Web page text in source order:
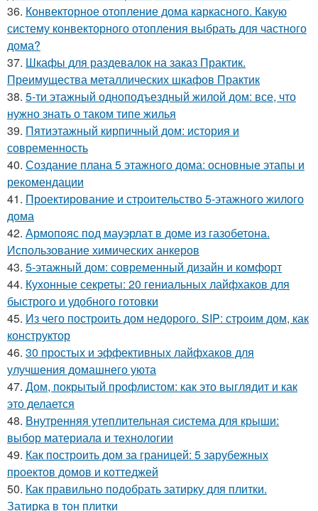
36. Конвекторное отопление дома каркасного. Какую
систему конвекторного отопления выбрать для частного
дома?
37. Шкафы для раздевалок на заказ Практик.
Преимущества металлических шкафов Практик
38. 5-ти этажный одноподъездный жилой дом: все, что
нужно знать о таком типе жилья
39. Пятиэтажный кирпичный дом: история и
современность
40. Создание плана 5 этажного дома: основные этапы и
рекомендации
41. Проектирование и строительство 5-этажного жилого
дома
42. Армопояс под мауэрлат в доме из газобетона.
Использование химических анкеров
43. 5-этажный дом: современный дизайн и комфорт
44. Кухонные секреты: 20 гениальных лайфхаков для
быстрого и удобного готовки
45. Из чего построить дом недорого. SIP: строим дом, как
конструктор
46. 30 простых и эффективных лайфхаков для
улучшения домашнего уюта
47. Дом, покрытый профлистом: как это выглядит и как
это делается
48. Внутренняя утеплительная система для крыши:
выбор материала и технологии
49. Как построить дом за границей: 5 зарубежных
проектов домов и коттеджей
50. Как правильно подобрать затирку для плитки.
Затирка в тон плитки